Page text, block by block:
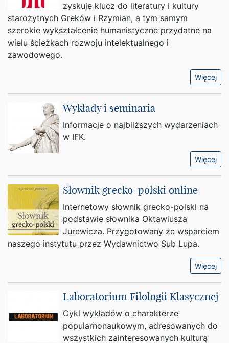
zyskuje klucz do literatury i kultury
starożytnych Greków i Rzymian, a tym samym
szerokie wykształcenie humanistyczne przydatne na
wielu ścieżkach rozwoju intelektualnego i
zawodowego.
Więcej
Wykłady i seminaria
Informacje o najbliższych wydarzeniach
w IFK.
Więcej
Słownik grecko-polski online
Internetowy słownik grecko-polski na
podstawie słownika Oktawiusza
Jurewicza. Przygotowany ze wsparciem
naszego instytutu przez Wydawnictwo Sub Lupa.
Więcej
Laboratorium Filologii Klasycznej
Cykl wykładów o charakterze
popularnonaukowym, adresowanych do
wszystkich zainteresowanych kulturą